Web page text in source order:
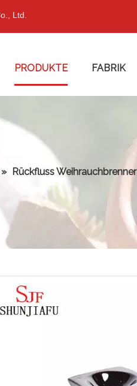
Ltd.
PRODUKTE FABRIK
» Rückfluss Weihrauchbrenner